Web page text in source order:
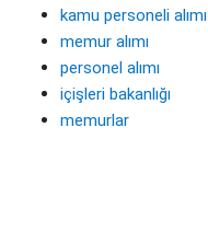
kamu personeli alımı
memur alımı
personel alımı
içişleri bakanlığı
memurlar